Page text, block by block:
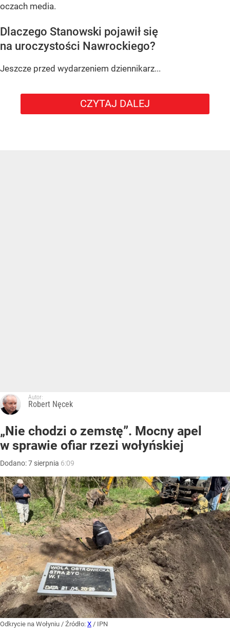
oczach media.
Dlaczego Stanowski pojawił się
na uroczystości Nawrockiego?
Jeszcze przed wydarzeniem dziennikarz...
CZYTAJ DALEJ
Autor:
Robert Nęcek
„Nie chodzi o zemstę”. Mocny apel
w sprawie ofiar rzezi wołyńskiej
Dodano:7 sierpnia 6:09
Odkrycie na Wołyniu / Źródło: X / IPN